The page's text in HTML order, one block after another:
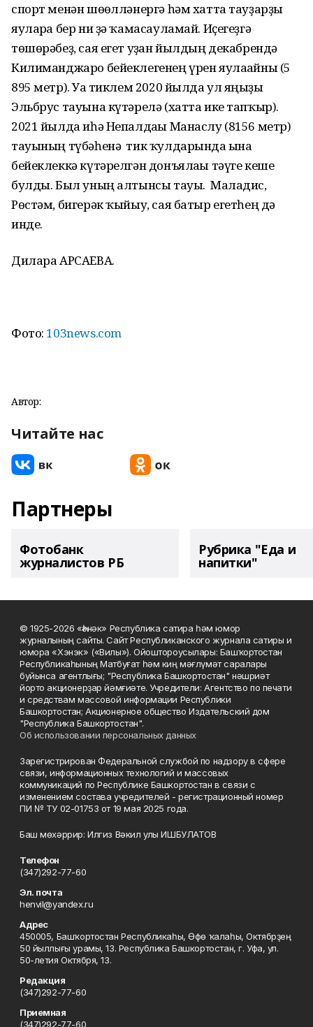
спорт менән шөғөлләнергә һәм хатта тауҙарҙы
яуларға бер ни ҙә ҡамасауламай. Иҫегеҙгә
төшөрәбеҙ, сая егет уҙған йылдың декабрендә
Килиманджаро бейеклегенең үрен яулағайны (5
895 метр). Уға тиклем 2020 йылда ул яңғыҙы
Эльбрус тауына күтәрелә (хатта ике тапҡыр).
2021 йылда иһә Непалдағы Манаслу (8156 метр)
тауының түбәһенә тик ҡулдарында ғына
бейеклеккә күтәрелгән донъялағы тәүге кеше
булды. Был уның алтынсы тауы. Маладис,
Рөстәм, бигерәк ҡыйыу, сая батыр егетһең дә
инде.
Дилара АРСАЕВА.
Фото: 103news.com
Автор:
Читайте нас
Партнеры
Фотобанк
журналистов РБ
Рубрика "Еда и
напитки"
© 1925-2026 «Һәнәк» Республика сатира һәм юмор
журналының сайты. Сайт Республиканского журнала сатиры и
юмора «Хэнэк» («Вилы»). Ойоштороусылары: Башҡортостан
Республикаһының Матбуғат һәм киң мәғлүмәт саралары
буйынса агентлығы; "Республика Башкортостан" нәшриәт
йорто акционерҙар йәмғиәте. Учредители: Агентство по печати
и средствам массовой информации Республики
Башкортостан; Акционерное общество Издательский дом
"Республика Башкортостан".
Об использовании персональных данных
Зарегистрирован Федеральной службой по надзору в сфере
связи, информационных технологий и массовых
коммуникаций по Республике Башкортостан в связи с
изменением состава учредителей - регистрационный номер
ПИ № ТУ 02-01753 от 19 мая 2025 года.
Баш мөхәррир: Илгиз Вәкил улы ИШБУЛАТОВ
Телефон
(347)292-77-60
Эл. почта
henvil@yandex.ru
Адрес
450005, Башҡортостан Республикаһы, Өфө ҡалаһы, Октябрҙең
50 йыллығы урамы, 13. Республика Башкортостан, г. Уфа, ул.
50-летия Октября, 13.
Редакция
(347)292-77-60
Приемная
(347)292-77-60